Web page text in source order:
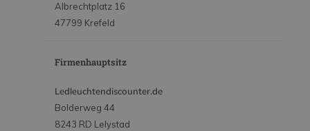
Albrechtplatz 16
47799 Krefeld
Firmenhauptsitz
Ledleuchtendiscounter.de
Bolderweg 44
8243 RD Lelystad